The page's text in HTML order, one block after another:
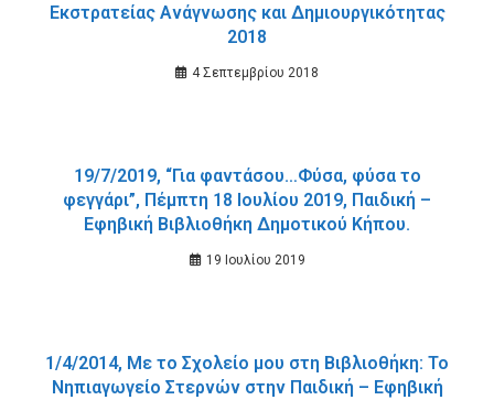
Εκστρατείας Ανάγνωσης και Δημιουργικότητας
2018
4 Σεπτεμβρίου 2018
19/7/2019, “Για φαντάσου…Φύσα, φύσα το
φεγγάρι”, Πέμπτη 18 Ιουλίου 2019, Παιδική –
Εφηβική Βιβλιοθήκη Δημοτικού Κήπου.
19 Ιουλίου 2019
1/4/2014, Με το Σχολείο μου στη Βιβλιοθήκη: Το
Νηπιαγωγείο Στερνών στην Παιδική – Εφηβική